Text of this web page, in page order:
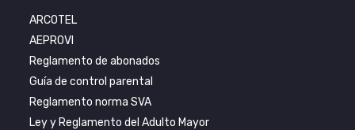
ARCOTEL
AEPROVI
Reglamento de abonados
Guía de control parental
Reglamento norma SVA
Ley y Reglamento del Adulto Mayor